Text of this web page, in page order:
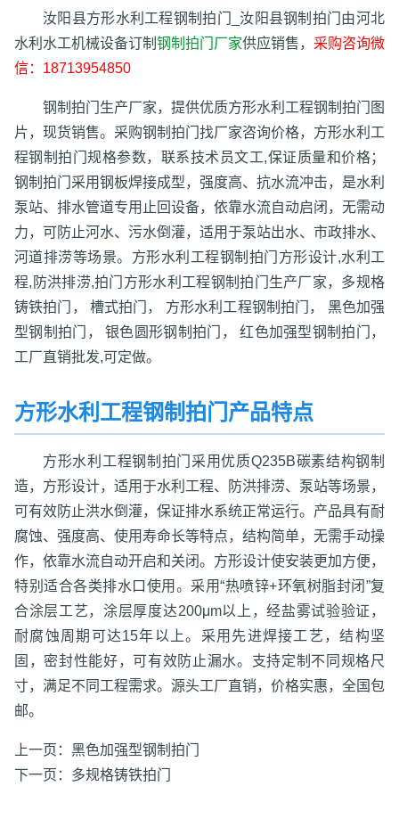
汝阳县方形水利工程钢制拍门_汝阳县钢制拍门由河北
水利水工机械设备订制 钢制拍门厂家供应销售， 采购咨询微
信：18713954850
钢制拍门生产厂家，提供优质方形水利工程钢制拍门图
片，现货销售。采购钢制拍门找厂家咨询价格，方形水利工
程钢制拍门规格参数，联系技术员文工,保证质量和价格；
钢制拍门采用钢板焊接成型，强度高、抗水流冲击，是水利
泵站、排水管道专用止回设备，依靠水流自动启闭，无需动
力，可防止河水、污水倒灌，适用于泵站出水、市政排水、
河道排涝等场景。方形水利工程钢制拍门方形设计,水利工
程,防洪排涝,拍门方形水利工程钢制拍门生产厂家，多规格
铸铁拍门， 槽式拍门， 方形水利工程钢制拍门， 黑色加强
型钢制拍门， 银色圆形钢制拍门， 红色加强型钢制拍门，
工厂直销批发,可定做。
方形水利工程钢制拍门产品特点
方形水利工程钢制拍门采用优质Q235B碳素结构钢制
造，方形设计，适用于水利工程、防洪排涝、泵站等场景，
可有效防止洪水倒灌，保证排水系统正常运行。产品具有耐
腐蚀、强度高、使用寿命长等特点，结构简单，无需手动操
作，依靠水流自动开启和关闭。方形设计使安装更加方便，
特别适合各类排水口使用。采用“热喷锌+环氧树脂封闭”复
合涂层工艺，涂层厚度达200μm以上，经盐雾试验验证，
耐腐蚀周期可达15年以上。采用先进焊接工艺，结构坚
固，密封性能好，可有效防止漏水。支持定制不同规格尺
寸，满足不同工程需求。源头工厂直销，价格实惠，全国包
邮。
上一页： 黑色加强型钢制拍门
下一页： 多规格铸铁拍门